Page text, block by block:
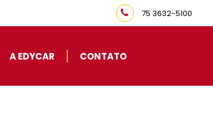
75 3632-5100
A EDYCAR CONTATO